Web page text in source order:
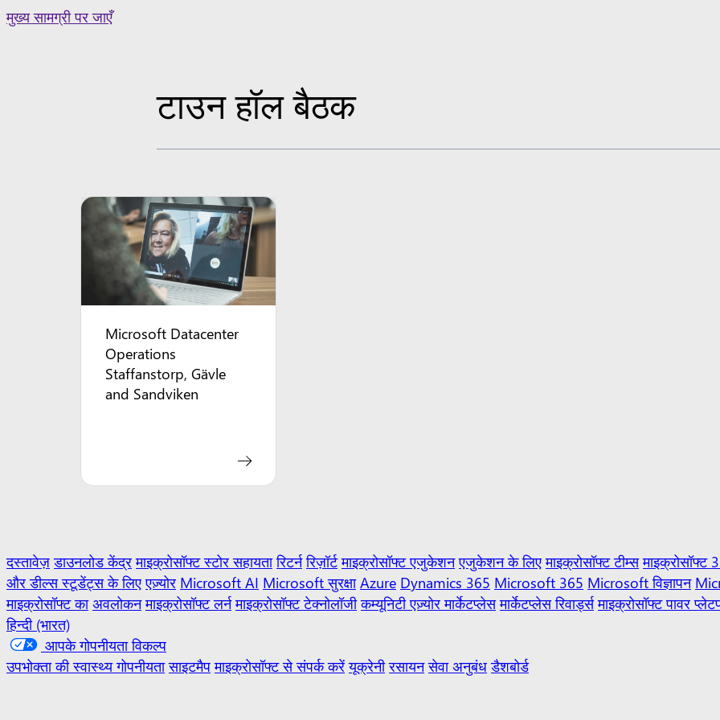
Skip
मुख्य सामग्री पर जाएँ
टाउन हॉल बैठक
Microsoft Datacenter
Operations
Staffanstorp, Gävle
and Sandviken
दस्तावेज़ डाउनलोड केंद्र माइक्रोसॉफ्ट स्टोर सहायता रिटर्न रिज़ॉर्ट माइक्रोसॉफ्ट एजुकेशन एजुकेशन के लिए माइक्रोसॉफ्ट टीम्स
और डील्स स्टूडेंट्स के लिए एज़्योर Microsoft AI Microsoft सुरक्षा Azure Dynamics 365 Microsoft 365 Microsoft विज्ञापन
माइक्रोसॉफ्ट का अवलोकन माइक्रोसॉफ्ट लर्न माइक्रोसॉफ्ट टेक्नोलॉजी कम्यूनिटी एज़्योर मार्केटप्लेस मार्केटप्लेस रिवार्ड्स माइक्रोसॉफ्ट पावर
हिन्दी (भारत)
आपके गोपनीयता विकल्प
उपभोक्ता की स्वास्थ्य गोपनीयता साइटमैप माइक्रोसॉफ्ट से संपर्क करें यूक्रेनी रसायन सेवा अनुबंध डैशबोर्ड